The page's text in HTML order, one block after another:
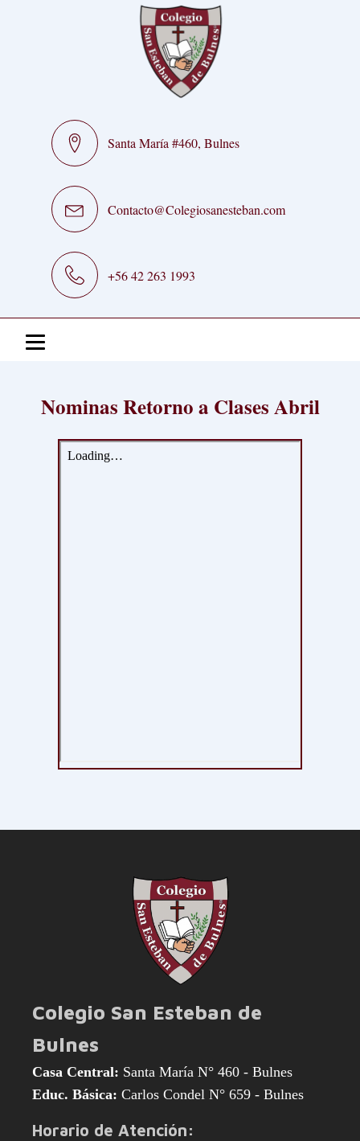
Santa María #460, Bulnes
Contacto@Colegiosanesteban.com
+56 42 263 1993
Nominas Retorno a Clases Abril
Colegio San Esteban de
Bulnes
Casa Central: Santa María N° 460 - Bulnes
Educ. Básica: Carlos Condel N° 659 - Bulnes
Horario de Atención: